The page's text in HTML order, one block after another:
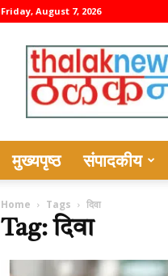
Friday, August 7, 2026
मुख्यपृष्ठ संपादकीय
Home Tags दिवा
Tag: दिवा